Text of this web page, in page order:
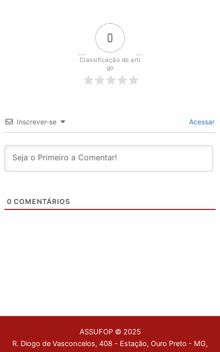
0
Classificação do arti
go
Inscrever-se Acessar
0 COMENTÁRIOS
ASSUFOP © 2025
R. Diogo de Vasconcelos, 408 - Estação, Ouro Preto - MG,